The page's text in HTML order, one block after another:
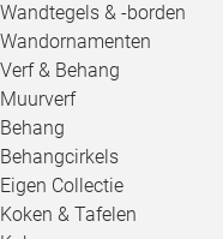
Wandtegels & -borden
Wandornamenten
Verf & Behang
Muurverf
Behang
Behangcirkels
Eigen Collectie
Koken & Tafelen